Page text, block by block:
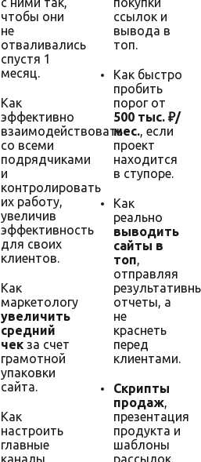
чтобы они
не
отваливались
спустя 1
месяц.
Как
эффективно
взаимодействовать
со всеми
подрядчиками
и
контролировать
их работу,
увеличив
эффективность
для своих
клиентов.
Как
маркетологу
увеличить
средний
чек за счет
грамотной
упаковки
сайта.
Как
настроить
главные
каналы
ссылок и
вывода в
топ.
Как быстро
пробить
порог от
500 тыс. ₽/
мес., если
проект
находится
в ступоре.
Как
реально
выводить
сайты в
топ,
отправляя
отчеты, а
не
краснеть
перед
клиентами.
Скрипты
продаж,
презентация
продукта и
шаблоны
рассылок.